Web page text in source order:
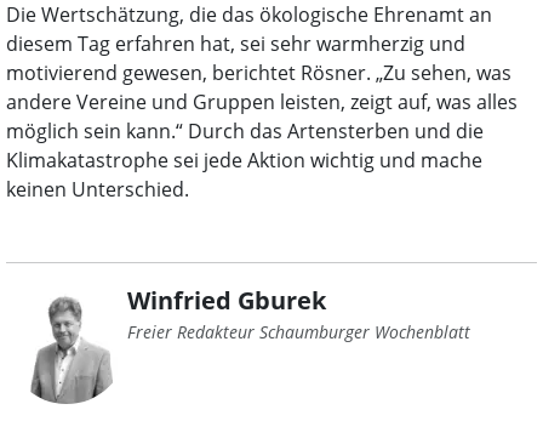
Die Wertschätzung, die das ökologische Ehrenamt an
diesem Tag erfahren hat, sei sehr warmherzig und
motivierend gewesen, berichtet Rösner. „Zu sehen, was
andere Vereine und Gruppen leisten, zeigt auf, was alles
möglich sein kann.“ Durch das Artensterben und die
Klimakatastrophe sei jede Aktion wichtig und mache
keinen Unterschied.
Winfried Gburek
Freier Redakteur Schaumburger Wochenblatt